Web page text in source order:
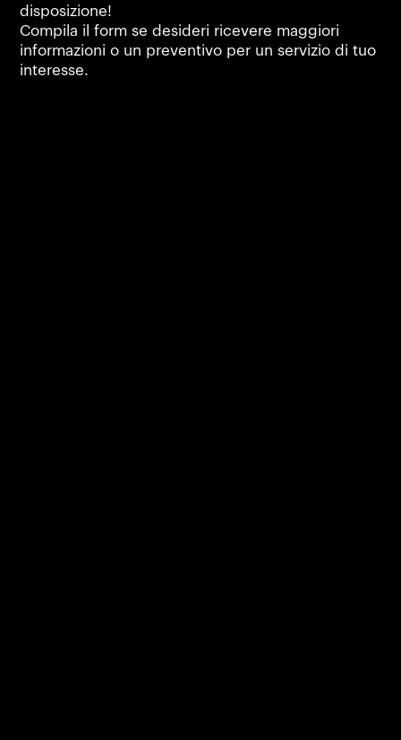
disposizione!
Compila il form se desideri ricevere maggiori
informazioni o un preventivo per un servizio di tuo
interesse.